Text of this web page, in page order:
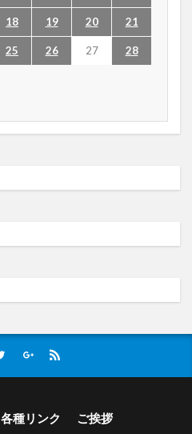
18 19 20 21
25 26 27 28
各種リンク ご挨拶